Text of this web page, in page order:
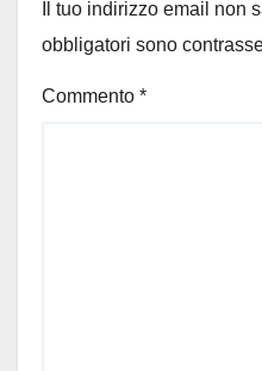
Il tuo indirizzo email non
obbligatori sono
Commento *